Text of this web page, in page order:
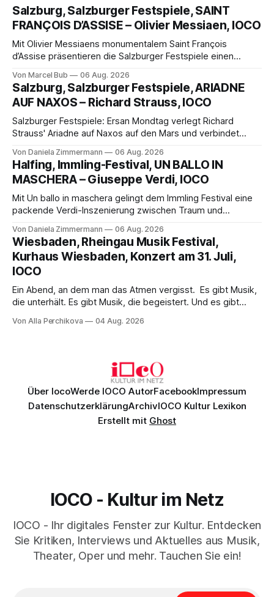
Salzburg, Salzburger Festspiele, SAINT
FRANÇOIS D’ASSISE – Olivier Messiaen, IOCO
Mit Olivier Messiaens monumentalem Saint François
d’Assise präsentieren die Salzburger Festspiele einen
eine bildgewaltige Inszenierung, Maxime Pascal entfaltet
die komplexe Partitur eindrucksvoll, Philippe Sly berührt als
Franziskus.
Von Marcel Bub 06 Aug. 2026
Salzburg, Salzburger Festspiele, ARIADNE
AUF NAXOS – Richard Strauss, IOCO
Salzburger Festspiele: Ersan Mondtag verlegt Richard
Strauss' Ariadne auf Naxos auf den Mars und verbindet
Aufführung mit starken Solisten und den Wiener
Philharmonikern, szenisch bleibt der zweite Akt jedoch
hinter den Erwartungen zurück.
Von Daniela Zimmermann 06 Aug. 2026
Halfing, Immling-Festival, UN BALLO IN
MASCHERA – Giuseppe Verdi, IOCO
Mit Un ballo in maschera gelingt dem Immling Festival eine
packende Verdi-Inszenierung zwischen Traum und
psychologische Tiefe mit starken Bildern, getragen von
einem spielfreudigen Ensemble und einer musikalisch
überzeugenden Gesamtleistung.
Von Daniela Zimmermann 06 Aug. 2026
Wiesbaden, Rheingau Musik Festival,
Kurhaus Wiesbaden, Konzert am 31. Juli,
IOCO
Ein Abend, an dem man das Atmen vergisst. Es gibt Musik,
die unterhält. Es gibt Musik, die begeistert. Und es gibt
Genau so war der Abend im Kurhaus Wiesbaden, an dem
Von Alla Perchikova 04 Aug. 2026
Über IocoWerde IOCO AutorFacebookImpressum
DatenschutzerklärungArchivIOCO Kultur Lexikon
Erstellt mit Ghost
IOCO - Kultur im Netz
IOCO - Ihr digitales Fenster zur Kultur. Entdecken
Sie Kritiken, Interviews und Aktuelles aus Musik,
Theater, Oper und mehr. Tauchen Sie ein!